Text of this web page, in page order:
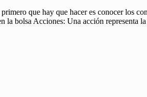
que hay que hacer es conocer los
la bolsa Acciones: Una acción representa